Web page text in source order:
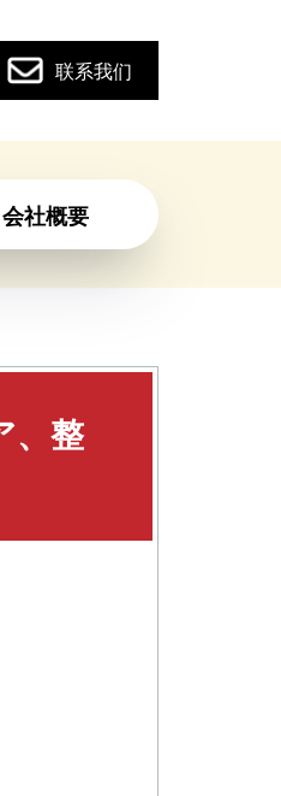
联系我们
会社概要
、整